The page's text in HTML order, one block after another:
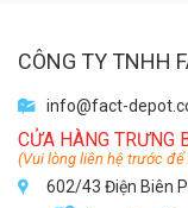
CÔNG TY TNHH
info@fact-
CỬA HÀNG TRƯNG
(Vui lòng liên hệ trước
602/43 Điện Biên